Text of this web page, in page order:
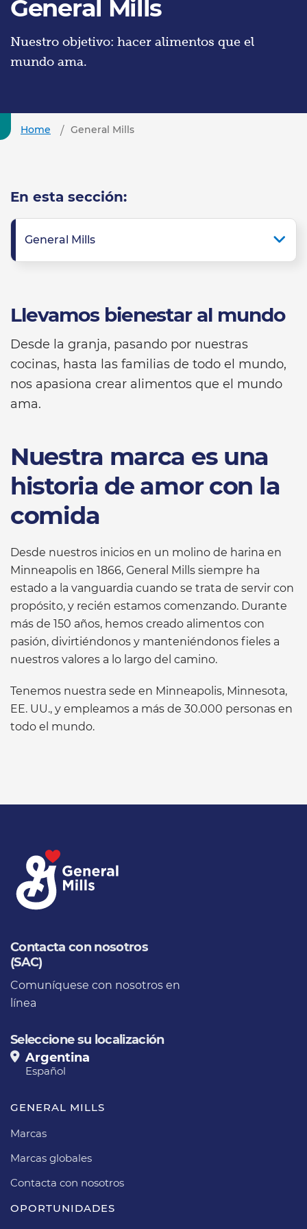
General Mills
Nuestro objetivo: hacer alimentos que el
mundo ama.
Home General Mills
En esta sección:
General Mills
Llevamos bienestar al mundo
Desde la granja, pasando por nuestras
cocinas, hasta las familias de todo el mundo,
nos apasiona crear alimentos que el mundo
ama.
Nuestra marca es una
historia de amor con la
comida
Desde nuestros inicios en un molino de harina en
Minneapolis en 1866, General Mills siempre ha
estado a la vanguardia cuando se trata de servir con
propósito, y recién estamos comenzando. Durante
más de 150 años, hemos creado alimentos con
pasión, divirtiéndonos y manteniéndonos fieles a
nuestros valores a lo largo del camino.
Tenemos nuestra sede en Minneapolis, Minnesota,
EE. UU., y empleamos a más de 30.000 personas en
todo el mundo.
Contacta con nosotros
(SAC)
Comuníquese con nosotros en
línea
Seleccione su localización
Argentina
Español
GENERAL MILLS
Marcas
Marcas globales
Contacta con nosotros
OPORTUNIDADES